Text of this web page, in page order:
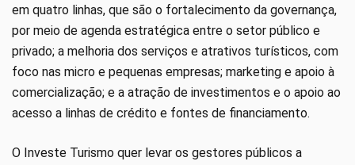
em quatro linhas, que são o fortalecimento da governança,
por meio de agenda estratégica entre o setor público e
privado; a melhoria dos serviços e atrativos turísticos, com
foco nas micro e pequenas empresas; marketing e apoio à
comercialização; e a atração de investimentos e o apoio ao
acesso a linhas de crédito e fontes de financiamento.
O Investe Turismo quer levar os gestores públicos a